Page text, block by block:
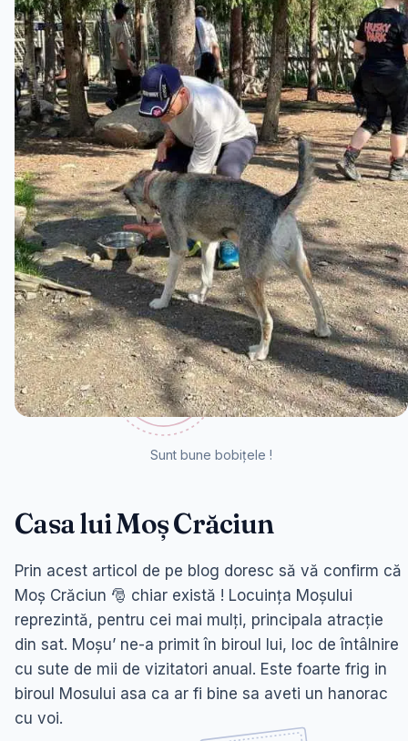
Sunt bune bobițele !
Casa lui Moș Crăciun
Prin acest articol de pe blog doresc să vă confirm că
Moș Crăciun 🎅 chiar există ! Locuința Moșului
reprezintă, pentru cei mai mulți, principala atracție
din sat. Moșu’ ne-a primit în biroul lui, loc de întâlnire
cu sute de mii de vizitatori anual. Este foarte frig in
biroul Mosului asa ca ar fi bine sa aveti un hanorac
cu voi.